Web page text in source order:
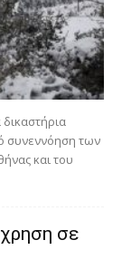
συνεννόηση των
και του
σε